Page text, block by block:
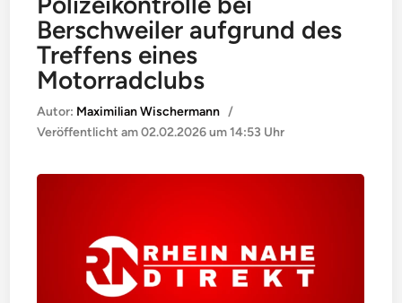
Berschweiler aufgrund des
Treffens eines
Motorradclubs
Autor: Maximilian Wischermann /
Veröffentlicht am02.02.2026 um 14:53 Uhr